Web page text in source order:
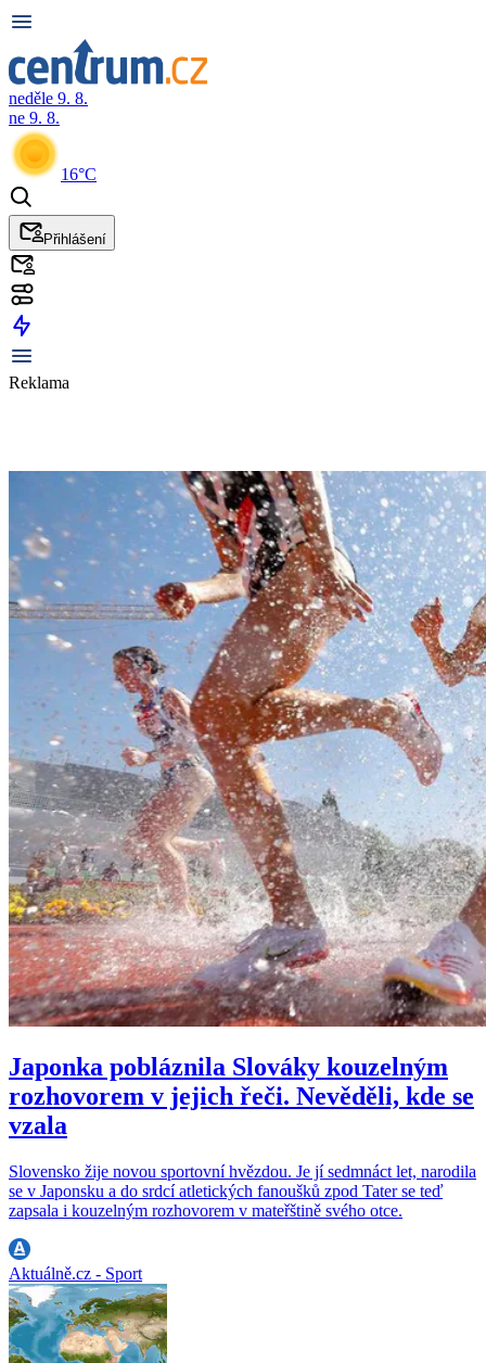
neděle 9. 8.
ne 9. 8.
16°C
Přihlášení
Reklama
Japonka pobláznila Slováky kouzelným
rozhovorem v jejich řeči. Nevěděli, kde se
vzala
Slovensko žije novou sportovní hvězdou. Je jí sedmnáct let, narodila
se v Japonsku a do srdcí atletických fanoušků zpod Tater se teď
zapsala i kouzelným rozhovorem v mateřštině svého otce.
Aktuálně.cz - Sport